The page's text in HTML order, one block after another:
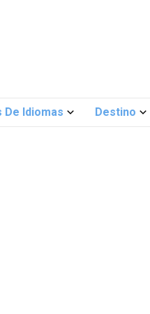
De Idiomas Destino